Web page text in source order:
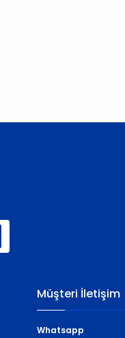
Müşteri İletişim
Whatsapp